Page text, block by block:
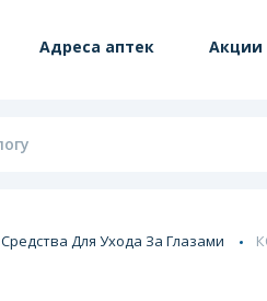
Адреса аптек Акции
Средства Для Ухода За Глазами